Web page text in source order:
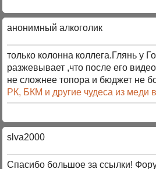
анонимный алкоголик
только колонна коллега.Глянь у
разжевывает ,что после его
не сложнее топора и бюджет не
РК, БКМ и другие чудеса из меди
slva2000
Спасибо большое за ссылки!